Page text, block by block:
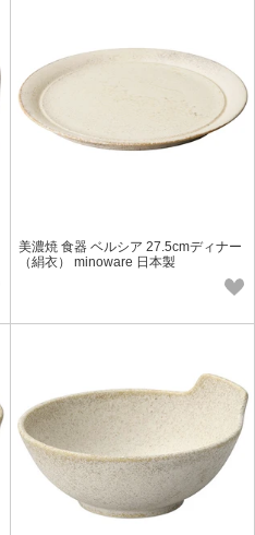
美濃焼 食器 ベルシア 27.5cmディナー
（絹衣） minoware 日本製